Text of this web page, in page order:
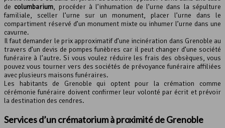
de columbarium, procéder à l’inhumation de l’urne dans la sépulture
familiale, sceller l’urne sur un monument, placer l’urne dans le
compartiment réservé d’un monument mixte ou inhumer l’urne dans une
cavurne.
Il faut demander le prix approximatif d’une incinération dans Grenoble au
travers d’un devis de pompes funèbres car il peut changer d’une société
funéraire à l’autre. Si vous voulez réduire les frais des obsèques, vous
pouvez vous tourner vers des sociétés de prévoyance funéraire affiliées
avec plusieurs maisons funéraires.
Les habitants de Grenoble qui optent pour la crémation comme
cérémonie funéraire doivent confirmer leur volonté par écrit et prévoir
la destination des cendres.
Services d’uncrématoriumà proximité de Grenoble